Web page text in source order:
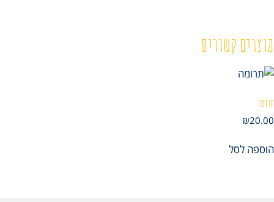
מוצרים קשורים
תרומה
₪20.00
הוספה לסל